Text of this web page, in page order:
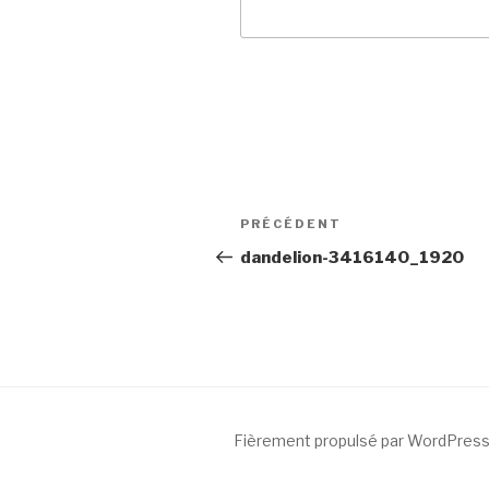
Navigation
de
Article
précédent
PRÉCÉDENT
dandelion-3416140_1920
Fièrement propulsé par WordPress